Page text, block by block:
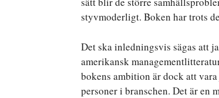
styvmoderligt. Boken har trots
Det ska inledningsvis sägas att
amerikansk
bokens ambition är dock att
personer i branschen. Det är en